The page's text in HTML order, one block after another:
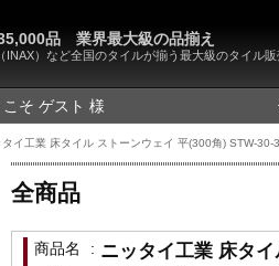
INAX）など全国のタイルが揃う最大級のタイル販
品 業界最大級の品揃え
こそ ゲスト 様
タイ工業 床タイル ストーンウェイ 平(300角) STW-30-
全商品
商品名 : ニッタイ工業 床タ